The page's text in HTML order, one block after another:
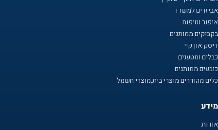
אביזרים למשרד
איפור וטיפוח
בקבוקים ממותגים
דיסק און קיי
כבלים ומטענים
כובעים ממותגים
כלים מהודרים מוצרי בית,מוצרי חשמל
מידע
אודות